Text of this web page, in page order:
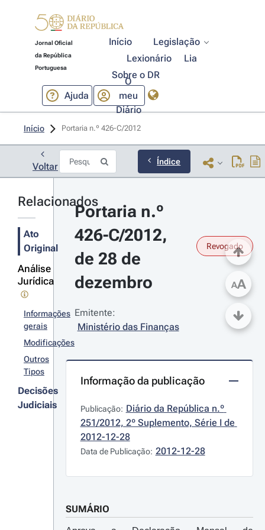
Jornal Oficial
da República
Portuguesa
Início
Legislação
Lexionário
Lia
Sobre o DR
Ajuda
O
meu
Diário
Início Portaria n.º 426-C/2012
Voltar Índice
Relacionados
Ato
Original
Análise
Jurídica
Informações
gerais
Modificações
Outros
Tipos
Decisões
Judiciais
Portaria n.º
426-C/2012,
de 28 de
dezembro
Revogado
Emitente:
Ministério das Finanças
Informação da publicação
Publicação: Diário da República n.º
251/2012, 2º Suplemento, Série I de
2012-12-28
Data de Publicação: 2012-12-28
SUMÁRIO
AA